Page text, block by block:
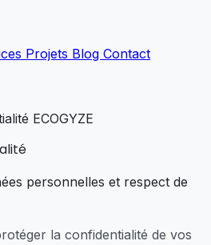
Projets Blog Contact
personnelles et respect de
la confidentialité de vos